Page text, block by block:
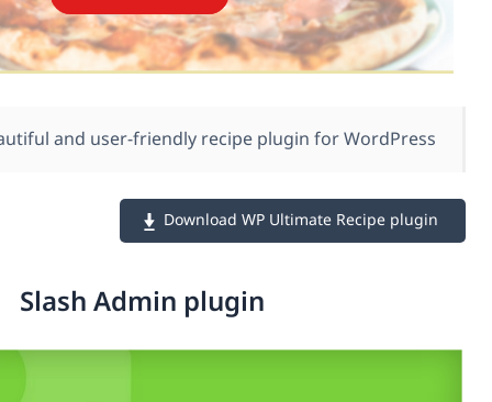
A beautiful and user-friendly recipe
Download WP
Slash Admin plugin